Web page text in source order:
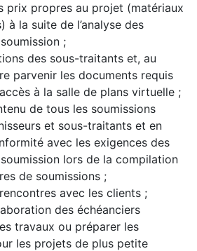
prix propres au projet (matériaux
à la suite de l’analyse des
;
des sous-traitants et, au
parvenir les documents requis
à la salle de plans virtuelle ;
de tous les soumissions
et sous-traitants et en
avec les exigences des
lors de la compilation
de soumissions ;
avec les clients ;
des échéanciers
travaux ou préparer les
les projets de plus petite